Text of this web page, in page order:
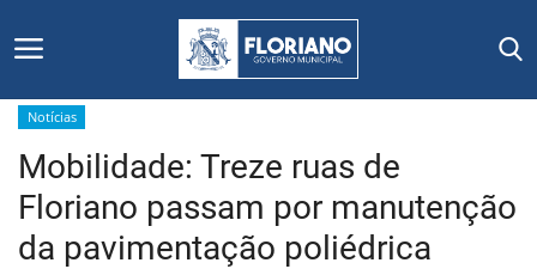
Início
Editais
Notícias
Mobilidade: Treze ruas de
Floriano passam por manutenção
da pavimentação poliédrica